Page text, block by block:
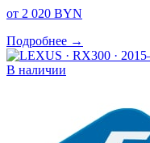
от 2 020 BYN
Подробнее →
В наличии